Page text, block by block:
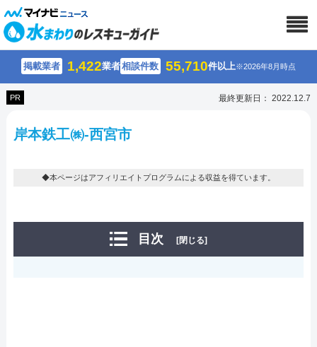
掲載業者 1,422業者相談件数 55,710件以上※2026年8月時点
PR 最終更新日： 2022.12.7
岸本鉄工㈱-西宮市
◆本ページはアフィリエイトプログラムによる収益を得ています。
目次 [閉じる]